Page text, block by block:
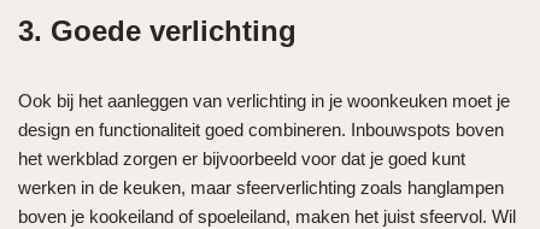
3. Goede verlichting
Ook bij het aanleggen van verlichting in je woonkeuken moet je
design en functionaliteit goed combineren. Inbouwspots boven
het werkblad zorgen er bijvoorbeeld voor dat je goed kunt
werken in de keuken, maar sfeerverlichting zoals hanglampen
boven je kookeiland of spoeleiland, maken het juist sfeervol. Wil